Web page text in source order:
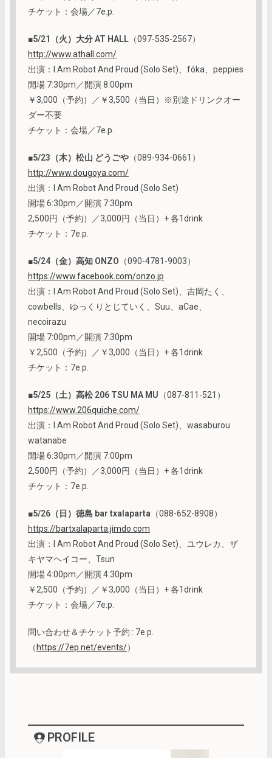
チケット：会場／7e.p.
■5/21（火）大分 AT HALL （097-535-2567）
http://www.athall.com/
出演：I Am Robot And Proud (Solo Set)、fóka、peppies
開場 7:30pm／開演 8:00pm
￥3,000（予約）／￥3,500（当日）※別途ドリンクオー
ダー不要
チケット：会場／7e.p.
■5/23（木）松山 どうごや （089-934-0661）
http://www.dougoya.com/
出演：I Am Robot And Proud (Solo Set)
開場 6:30pm／開演 7:30pm
2,500円（予約）／3,000円（当日）+ 各1drink
チケット：7e.p.
■5/24（金）高知 ONZO （090-4781-9003）
https://www.facebook.com/onzo.jp
出演：I Am Robot And Proud (Solo Set)、吉岡たく、
cowbells、ゆっくりとじていく、Suu、aCae、
necoirazu
開場 7:00pm／開演 7:30pm
￥2,500（予約）／￥3,000（当日）+ 各1drink
チケット：7e.p.
■5/25（土）高松 206 TSU MA MU （087-811-521）
https://www.206quiche.com/
出演：I Am Robot And Proud (Solo Set)、wasaburou
watanabe
開場 6:30pm／開演 7:00pm
2,500円（予約）／3,000円（当日）+ 各1drink
チケット：7e.p.
■5/26（日）徳島 bar txalaparta （088-652-8908）
https://bartxalaparta.jimdo.com
出演：I Am Robot And Proud (Solo Set)、ユウレカ、ザ
キヤマヘイコー、Tsun
開場 4:00pm／開演 4:30pm
￥2,500（予約）／￥3,000（当日）+ 各1drink
チケット：会場／7e.p.
問い合わせ＆チケット予約 : 7e.p.
（ https://7ep.net/events/）
PROFILE